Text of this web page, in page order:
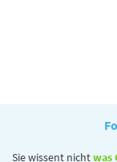
Sie wissent nichtwas